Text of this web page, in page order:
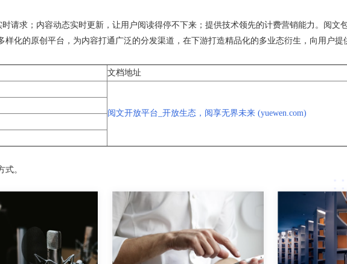
请求；内容动态实时更新，让用户阅读得停不下来；提供技术领先的计费营销能力。阅文
化的原创平台，为内容打通广泛的分发渠道，在下游打造精品化的多业态衍生，向用户提
文档地址
阅文开放平台_开放生态，阅享无界未来 (yuewen.com)
。